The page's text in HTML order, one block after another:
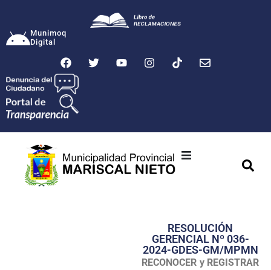
Munimoq
Digital
Transparencia
Seguridad
RESOLUCIÓN
GERENCIAL Nº 036-
2024-GDES-GM/MPMN
RECONOCER y REGISTRAR